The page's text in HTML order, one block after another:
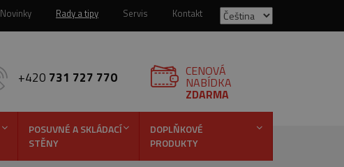
Novinky Rady a tipy Servis Kontakt
+420 731 727 770 CENOVÁ
NABÍDKA
ZDARMA
POSUVNÉ A SKLÁDACÍ
STĚNY
DOPLŇKOVÉ
PRODUKTY